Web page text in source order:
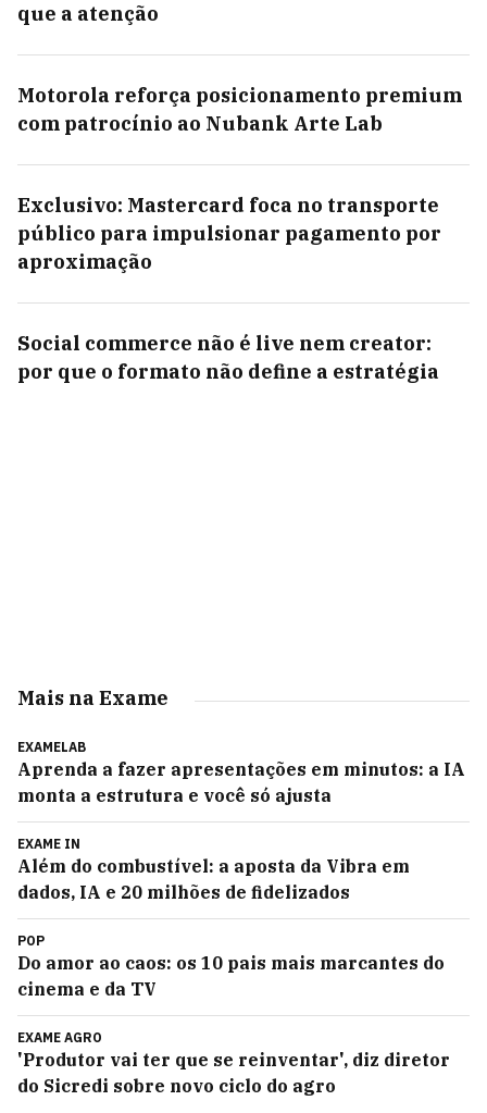
que a atenção
Motorola reforça posicionamento premium
com patrocínio ao Nubank Arte Lab
Exclusivo: Mastercard foca no transporte
público para impulsionar pagamento por
aproximação
Social commerce não é live nem creator:
por que o formato não define a estratégia
Mais na Exame
EXAMELAB
Aprenda a fazer apresentações em minutos: a IA
monta a estrutura e você só ajusta
EXAME IN
Além do combustível: a aposta da Vibra em
dados, IA e 20 milhões de fidelizados
POP
Do amor ao caos: os 10 pais mais marcantes do
cinema e da TV
EXAME AGRO
'Produtor vai ter que se reinventar', diz diretor
do Sicredi sobre novo ciclo do agro